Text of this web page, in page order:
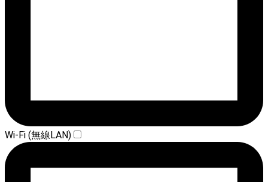
Wi-Fi (無線LAN)